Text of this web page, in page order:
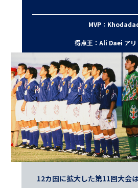
MVP：
得点王：Ali Daei アリ
12カ国に拡大した第11回大会